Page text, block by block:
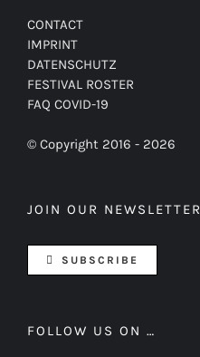
CONTACT
IMPRINT
DATENSCHUTZ
FESTIVAL ROSTER
FAQ COVID-19
© Copyright 2016 - 2026
JOIN OUR NEWSLETTER
SUBSCRIBE
FOLLOW US ON …